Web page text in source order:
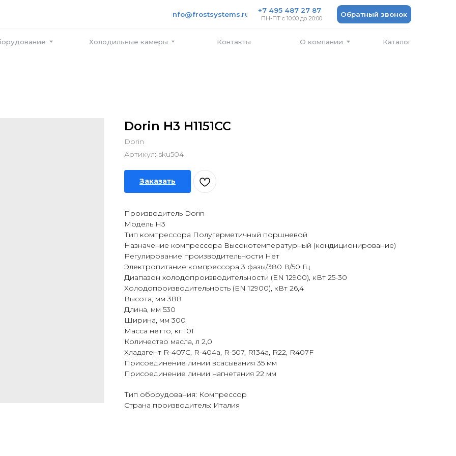
Обратный звонок
+7 495 487 27 87
info@frostsystems.ru
ПН-ПТ с 10:00 до 20:00
Dorin H3 H1151CC
Dorin
Артикул: sku504
Заказать
Производитель Dorin
Модель H3
Тип компрессора Полугерметичный поршневой
Назначение компрессора Высокотемпературный (кондиционирование)
Регулирование производительности Нет
Электропитание компрессора 3 фазы/380 В/50 Гц
Диапазон холодопроизводительности (EN 12900), кВт 25-30
Холодопроизводительность (EN 12900), кВт 26,4
Высота, мм 388
Длина, мм 530
Ширина, мм 300
Масса нетто, кг 101
Количество масла, л 2,0
Хладагент R-407С, R-404а, R-507, R134a, R22, R407F
Присоединение линии всасывания 35 мм
Присоединение линии нагнетания 22 мм
Тип оборудования: Компрессор
Страна производитель: Италия